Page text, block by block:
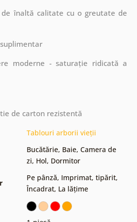
înaltă calitate cu o greutate de
moderne - saturație ridicată a
de carton rezistentă
Tablouri arborii vieții
Bucătărie, Baie, Camera de
zi, Hol, Dormitor
Pe pânză, Imprimat, tipărit,
Încadrat, La lățime